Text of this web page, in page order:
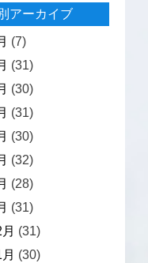
アーカイブ
(7)
(31)
(30)
(31)
(30)
(32)
(28)
(31)
(31)
(30)